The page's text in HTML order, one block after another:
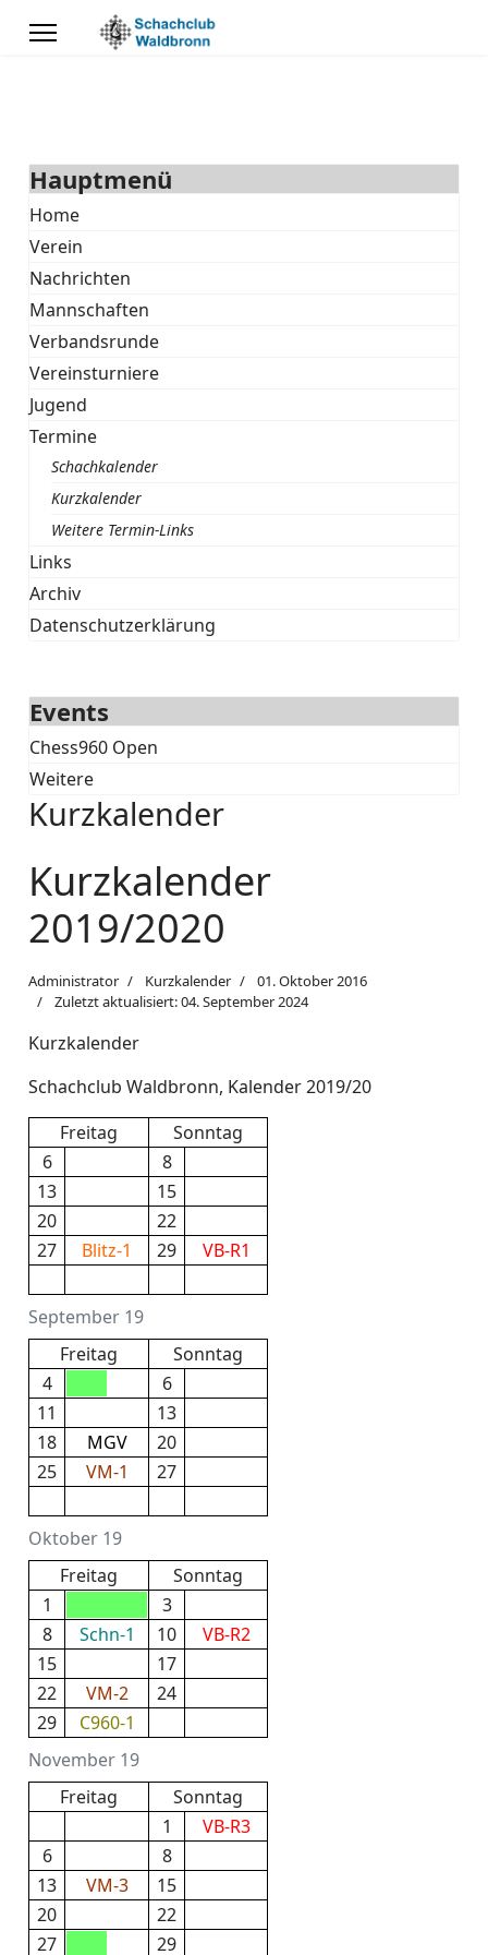
Hauptmenü
Home
Verein
Nachrichten
Mannschaften
Verbandsrunde
Vereinsturniere
Jugend
Termine
Schachkalender
Kurzkalender
Weitere Termin-Links
Links
Archiv
Datenschutzerklärung
Events
Chess960 Open
Weitere
Kurzkalender
Kurzkalender
2019/2020
Administrator Kurzkalender
01. Oktober 2016
Zuletzt aktualisiert: 04. September 2024
Kurzkalender
Schachclub Waldbronn, Kalender 2019/20
September 19
Freitag
Sonntag
6
8
13
15
20
22
27
Blitz-1 29 VB-R1
Oktober 19
Freitag
Sonntag
4
6
11
13
18
MGV
20
25
VM-1 27
November 19
Freitag
Sonntag
1
3
8
Schn-1 10
VB-R2
15
17
22
VM-2
24
29
C960-1
Freitag
Sonntag
1
VB-R3
6
8
13
VM-3
15
20
22
27
29